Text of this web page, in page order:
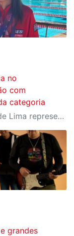
no
com
categoria
Luiza Machado Cid e Serena Arruda de Lima representaram a unidade joseense na competição estadual que reuniu os principais nomes da categoria Petiz
grandes